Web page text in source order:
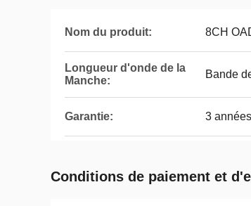
Nom du produit: 8CH
Longueur d'onde de la
Manche:
Bande
Garantie: 3 années
Conditions de paiement et